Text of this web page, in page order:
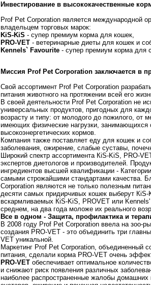
Инвестирование в высококачественные
Prof Pet Corporation является международной
владельцем торговых марок:
KiS-KiS - супер премиум корма для кошек,
PRO-VET - ветеринарные диеты для кошек и
Kennels` Favourite - супер премиум корма для
Миссия Prof Pet Corporation заключается в
Свой ассортимент Prof Pet Corporation
питания животного на протяжении всей его
В своей деятельности Prof Pet Corporation не
универсальных продуктов, пригодных для
возрасту и типу: от молодого до пожилого, от
имеющих физические нагрузки, занимающихся
высокоэнергетических кормов.
Компания также поставляет еду для кошек и
заболевания, ожирение, слабые суставы,
Широкий спектр ассортимента КiS-KiS, PRO-
экспертов диетологов и производителей.
ингредиентов высшей квалификации -
самыми строжайшими стандартами качества.
Corporation являются не только полезным
десяти самых придирчивых кошек выберут КiS-
вскармливаемых КiS-KiS, PROVET или
среднем, на два года моложе их реального
Все в одном - Защита, профилактика и
В 2008 году Prof Pet Corporation ввела на зоо-
создания PRO-VET - это объединить три
VET уникальной.
Маркетинг Prof Pet Corporation, объединенный
питания, сделали корма PRO-VET очень
PRO-VET обеспечивает оптимальное
и снижают риск появления различных
наиболее распространенные жалобы домашних